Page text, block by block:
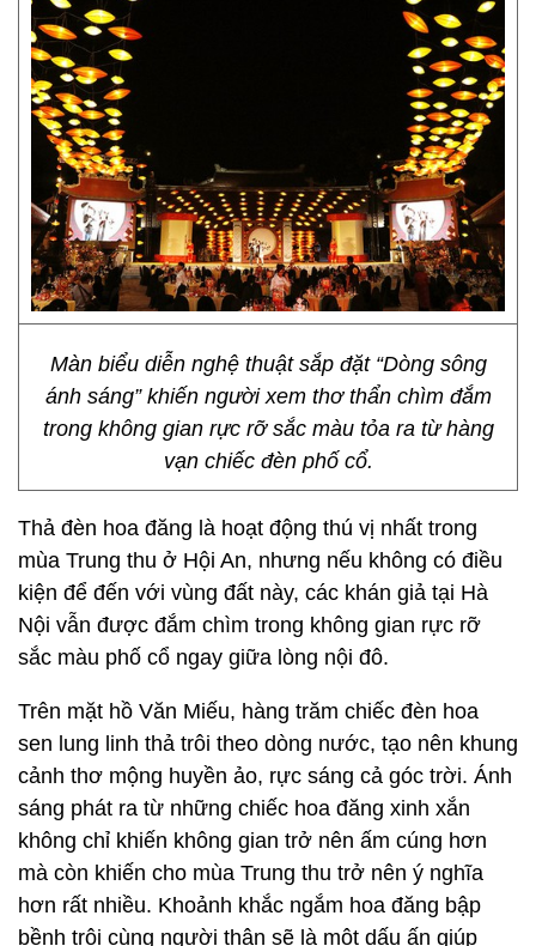
Màn biểu diễn nghệ thuật sắp đặt “Dòng sông
ánh sáng” khiến người xem thơ thẩn chìm đắm
trong không gian rực rỡ sắc màu tỏa ra từ hàng
vạn chiếc đèn phố cổ.
Thả đèn hoa đăng là hoạt động thú vị nhất trong
mùa Trung thu ở Hội An, nhưng nếu không có điều
kiện để đến với vùng đất này, các khán giả tại Hà
Nội vẫn được đắm chìm trong không gian rực rỡ
sắc màu phố cổ ngay giữa lòng nội đô.
Trên mặt hồ Văn Miếu, hàng trăm chiếc đèn hoa
sen lung linh thả trôi theo dòng nước, tạo nên khung
cảnh thơ mộng huyền ảo, rực sáng cả góc trời. Ánh
sáng phát ra từ những chiếc hoa đăng xinh xắn
không chỉ khiến không gian trở nên ấm cúng hơn
mà còn khiến cho mùa Trung thu trở nên ý nghĩa
hơn rất nhiều. Khoảnh khắc ngắm hoa đăng bập
bềnh trôi cùng người thân sẽ là một dấu ấn giúp